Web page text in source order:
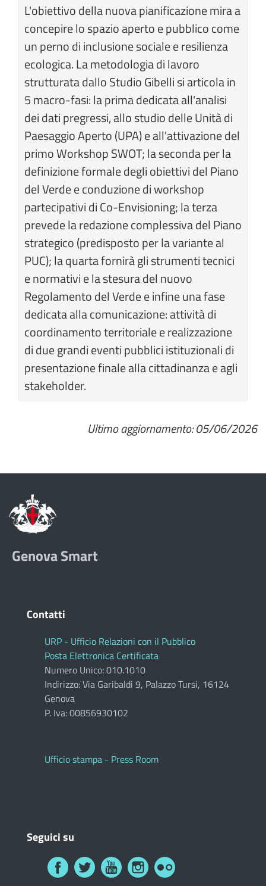
L'obiettivo della nuova pianificazione mira a
concepire lo spazio aperto e pubblico come
un perno di inclusione sociale e resilienza
ecologica. La metodologia di lavoro
strutturata dallo Studio Gibelli si articola in
5 macro-fasi: la prima dedicata all'analisi
dei dati pregressi, allo studio delle Unità di
Paesaggio Aperto (UPA) e all'attivazione del
primo Workshop SWOT; la seconda per la
definizione formale degli obiettivi del Piano
del Verde e conduzione di workshop
partecipativi di Co-Envisioning; la terza
prevede la redazione complessiva del Piano
strategico (predisposto per la variante al
PUC); la quarta fornirà gli strumenti tecnici
e normativi e la stesura del nuovo
Regolamento del Verde e infine una fase
dedicata alla comunicazione: attività di
coordinamento territoriale e realizzazione
di due grandi eventi pubblici istituzionali di
presentazione finale alla cittadinanza e agli
stakeholder.
Ultimo aggiornamento: 05/06/2026
Genova Smart
Contatti
URP - Ufficio Relazioni con il Pubblico
Posta Elettronica Certificata
Numero Unico: 010.1010
Indirizzo: Via Garibaldi 9, Palazzo Tursi, 16124
Genova
P. Iva: 00856930102
Ufficio stampa - Press Room
Seguici su